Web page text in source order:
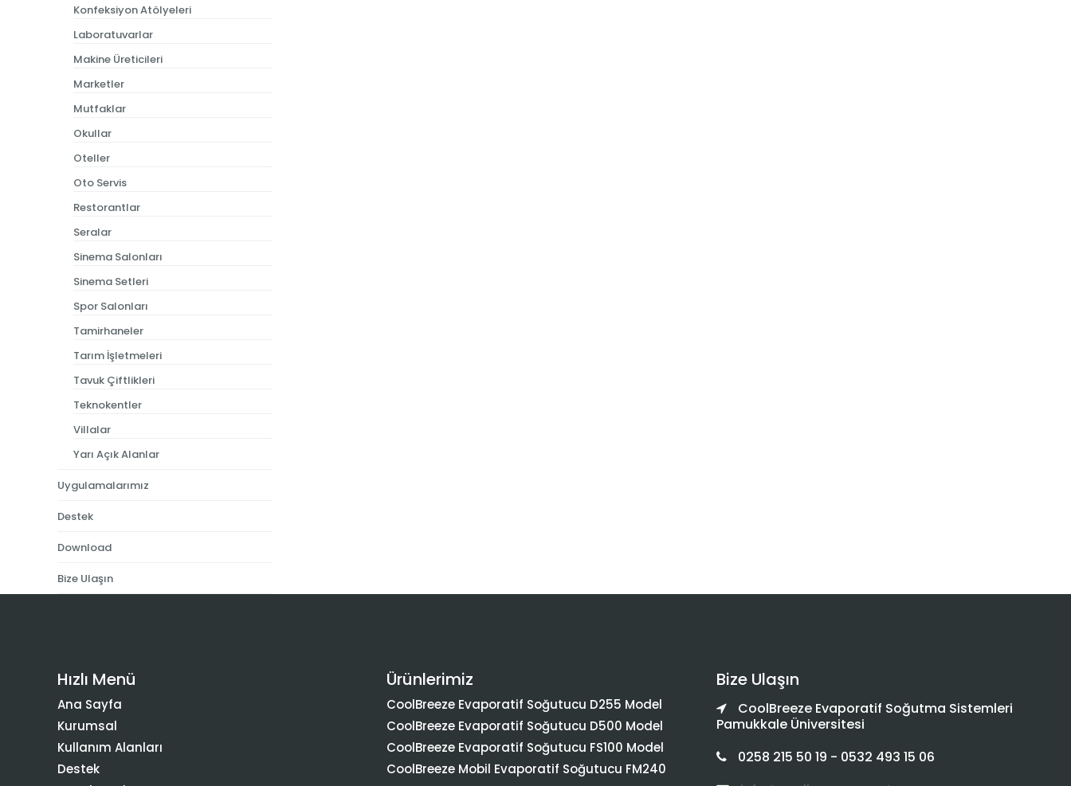
Konfeksiyon Atölyeleri
Laboratuvarlar
Makine Üreticileri
Marketler
Mutfaklar
Okullar
Oteller
Oto Servis
Restorantlar
Seralar
Sinema Salonları
Sinema Setleri
Spor Salonları
Tamirhaneler
Tarım İşletmeleri
Tavuk Çiftlikleri
Teknokentler
Villalar
Yarı Açık Alanlar
Uygulamalarımız
Destek
Download
Bize Ulaşın
Hızlı Menü
Ana Sayfa
Kurumsal
Kullanım Alanları
Destek
Ürünlerimiz
CoolBreeze Evaporatif Soğutucu D255 Model
CoolBreeze Evaporatif Soğutucu D500 Model
CoolBreeze Evaporatif Soğutucu FS100 Model
CoolBreeze Mobil Evaporatif Soğutucu FM240
Bize Ulaşın
CoolBreeze Evaporatif Soğutma Sistemleri
Pamukkale Üniversitesi
0258 215 50 19 - 0532 493 15 06